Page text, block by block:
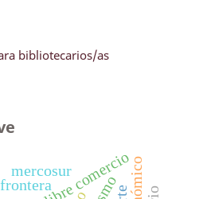
bibliotecarios/as
libre comercio
frontera
mercosur